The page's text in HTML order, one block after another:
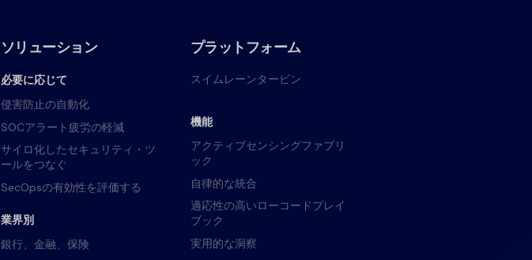
ソリューション
必要に応じて
侵害防止の自動化
SOCアラート疲労の軽減
サイロ化したセキュリティ・ツ
ールをつなぐ
SecOpsの有効性を評価する
業界別
銀行、金融、保険
プラットフォーム
スイムレーンタービン
機能
アクティブセンシングファブリ
ック
自律的な統合
適応性の高いローコードプレイ
ブック
実用的な洞察